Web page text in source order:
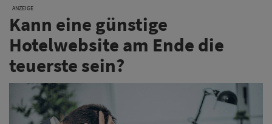
ANZEIGE
Kann eine günstige
Hotelwebsite am Ende die
teuerste sein?